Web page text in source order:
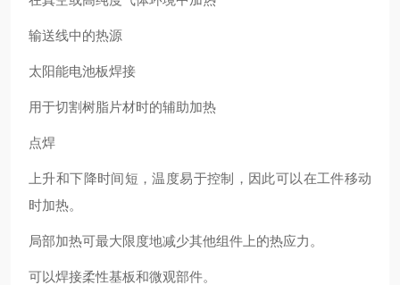
输送线中的热源
太阳能电池板焊接
用于切割树脂片材时的辅助加热
点焊
上升和下降时间短，温度易于控制，因此可以在工件移动
时加热。
局部加热可最大限度地减少其他组件上的热应力。
可以焊接柔性基板和微观部件。